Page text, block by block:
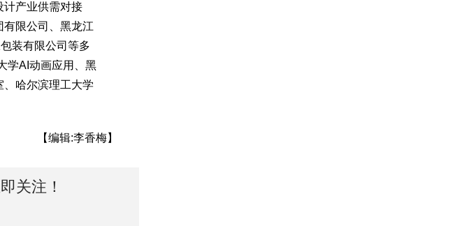
产业供需对接
有限公司、黑龙江
装有限公司等多
学AI动画应用、黑
、哈尔滨理工大学
【编辑:李香梅】
关注！